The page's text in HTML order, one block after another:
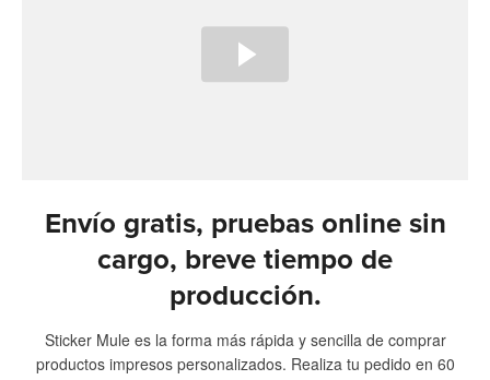
Envío gratis, pruebas online sin
cargo, breve tiempo de
producción.
Sticker Mule es la forma más rápida y sencilla de comprar
productos impresos personalizados. Realiza tu pedido en 60